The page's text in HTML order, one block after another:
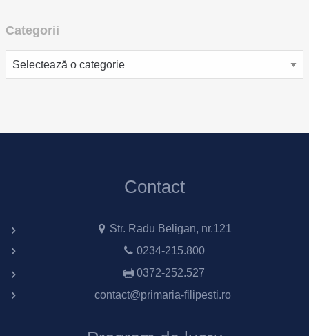
Categorii
Categorii
Contact
Str. Radu Beligan, nr.121
0234-215.800
0372-252.527
contact@primaria-filipesti.ro